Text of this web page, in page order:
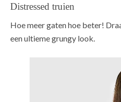
Distressed truien
Hoe meer gaten hoe beter!
een ultieme grungy look.